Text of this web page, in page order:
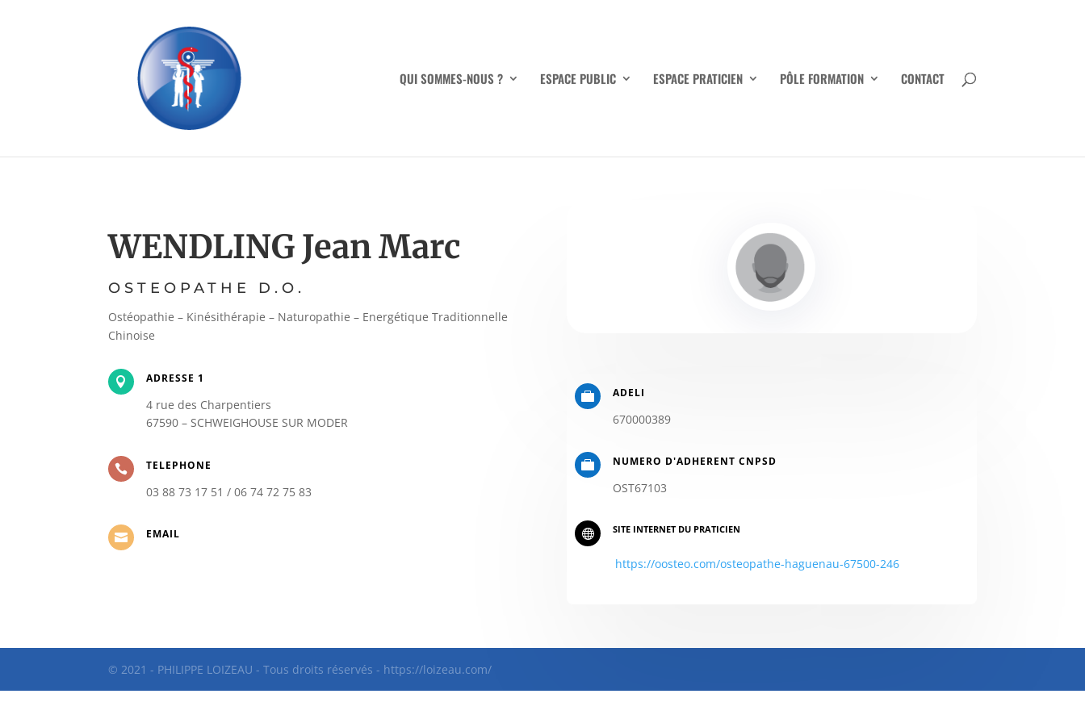
QUI SOMMES-NOUS ? ESPACE PUBLIC ESPACE PRATICIEN PÔLE FORMATION CONTACT
WENDLING Jean Marc
OSTEOPATHE D.O.
Ostéopathie – Kinésithérapie – Naturopathie – Energétique Traditionnelle
Chinoise
 ADRESSE 1
4 rue des Charpentiers
67590 – SCHWEIGHOUSE SUR MODER
 TELEPHONE
03 88 73 17 51 / 06 74 72 75 83
 EMAIL
 ADELI
670000389
 NUMERO D'ADHERENT CNPSD
OST67103
 SITE INTERNET DU PRATICIEN
https://oosteo.com/osteopathe-haguenau-67500-246
© 2021 - PHILIPPE LOIZEAU - Tous droits réservés - https://loizeau.com/